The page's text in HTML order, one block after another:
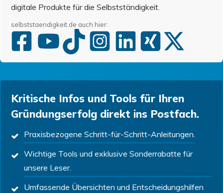
digitale Produkte für die Selbstständigkeit.
selbststaendigkeit.de auch hier:
Kritische Infos und Tools für Ihren
Gründungserfolg direkt ins Postfach.
Praxisbezogene Schritt-für-Schritt-Anleitungen.
Wichtige Tools und exklusive Sonderrabatte für
unsere Leser.
Umfassende Übersichten und Entscheidungshilfen